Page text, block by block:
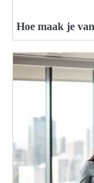
Hoe maak je